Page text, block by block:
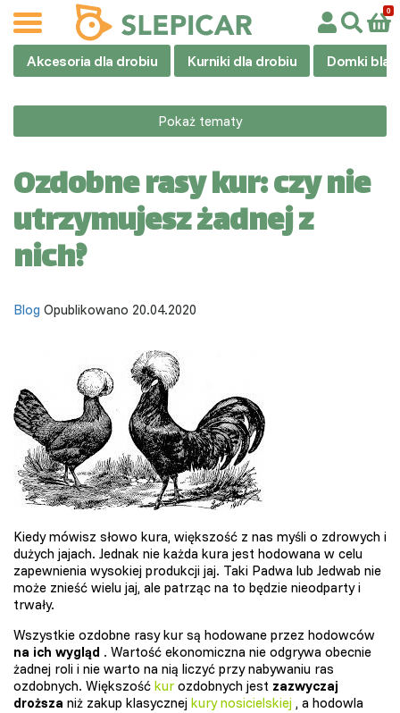
Akcesoria dla drobiu Kurniki dla drobiu Domki
Pokaż tematy
Ozdobne rasy kur: czy nie
utrzymujesz żadnej z
nich?
Blog Opublikowano 20.04.2020
Kiedy mówisz słowo kura, większość z nas myśli o zdrowych i
dużych jajach. Jednak nie każda kura jest hodowana w celu
zapewnienia wysokiej produkcji jaj. Taki Padwa lub Jedwab nie
może znieść wielu jaj, ale patrząc na to będzie nieodparty i
trwały.
Wszystkie ozdobne rasy kur są hodowane przez hodowców
na ich wygląd . Wartość ekonomiczna nie odgrywa obecnie
żadnej roli i nie warto na nią liczyć przy nabywaniu ras
ozdobnych. Większość kur ozdobnych jest zazwyczaj
droższa niż zakup klasycznej kury nosicielskiej , a hodowla